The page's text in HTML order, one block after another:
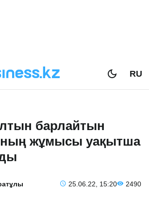
RU
барлайтын
жұмысы уақытша
25.06.22, 15:20 2490